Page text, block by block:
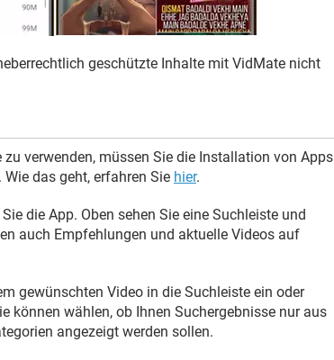
geschützte Inhalte mit VidMate nicht
verwenden, müssen Sie die Installation von Apps
das geht, erfahren Sie hier.
die App. Oben sehen Sie eine Suchleiste und
auch Empfehlungen und aktuelle Videos auf
gewünschten Video in die Suchleiste ein oder
können wählen, ob Ihnen Suchergebnisse nur aus
angezeigt werden sollen.